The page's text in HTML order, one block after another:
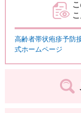
高齢者帯状疱疹予防
式ホームページ